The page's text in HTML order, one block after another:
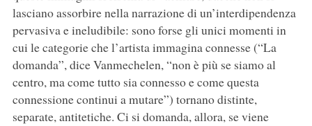
lasciano assorbire nella narrazione di un’interdipendenza
pervasiva e ineludibile: sono forse gli unici momenti in
cui le categorie che l’artista immagina connesse (“La
domanda”, dice Vanmechelen, “non è più se siamo al
centro, ma come tutto sia connesso e come questa
connessione continui a mutare”) tornano distinte,
separate, antitetiche. Ci si domanda, allora, se viene